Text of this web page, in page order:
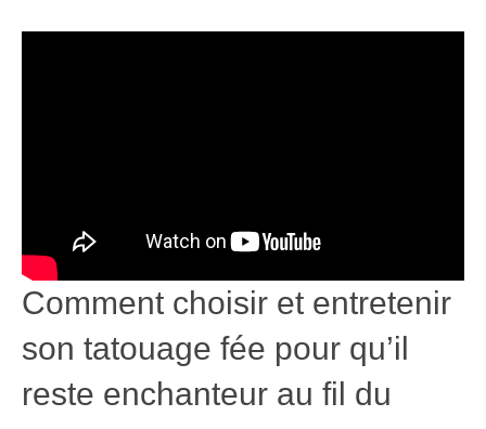
Comment choisir et entretenir
son tatouage fée pour qu’il
reste enchanteur au fil du